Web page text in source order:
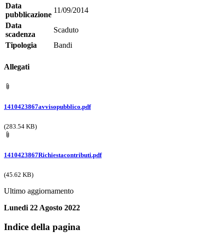
Data
pubblicazione
11/09/2014
Data
scadenza
Scaduto
Tipologia
Bandi
Allegati
1410423867avvisopubblico.pdf
(283.54 KB)
1410423867Richiestacontributi.pdf
(45.62 KB)
Ultimo aggiornamento
Lunedi 22 Agosto 2022
Indice della pagina